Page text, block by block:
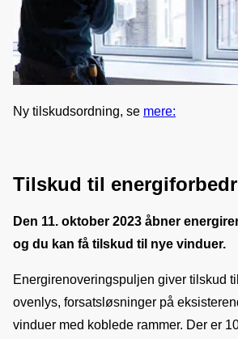
Ny tilskudsordning, se mere:
Tilskud til
Den 11. oktober 2023 åbner
og du kan få tilskud til nye vinduer.
Energirenoveringspuljen giver tilskud
ovenlys, forsatsløsninger på
vinduer med koblede rammer. Der er